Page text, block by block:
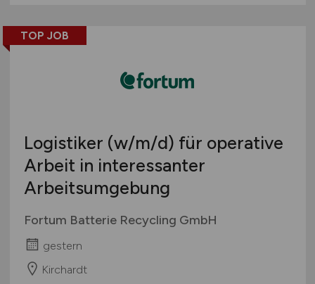
TOP JOB
Logistiker (w/m/d) für operative
Arbeit in interessanter
Arbeitsumgebung
Fortum Batterie Recycling GmbH
gestern
Kirchardt